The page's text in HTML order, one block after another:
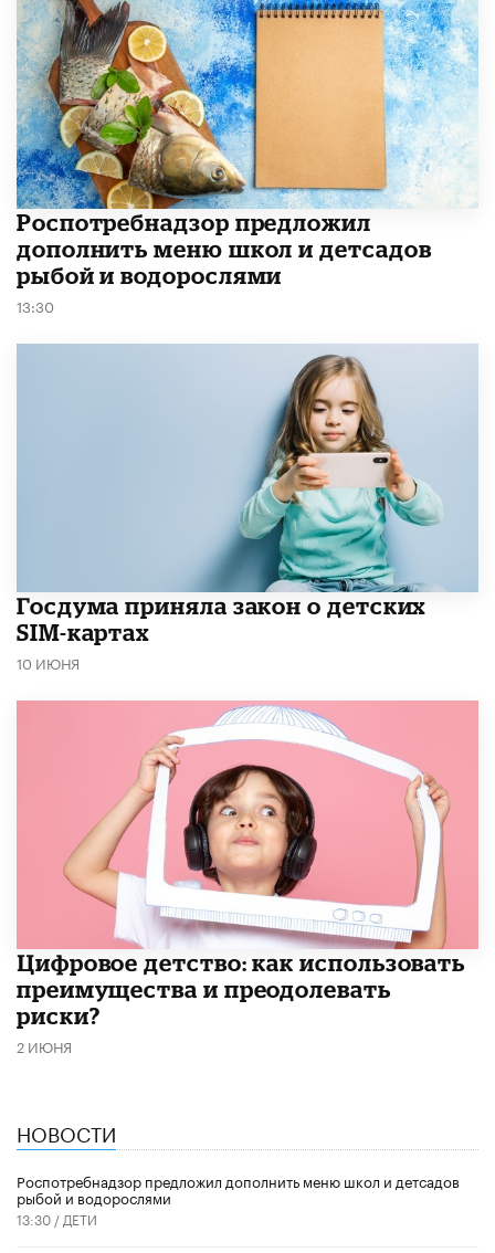
Роспотребнадзор предложил
дополнить меню школ и детсадов
рыбой и водорослями
13:30
Госдума приняла закон о детских
SIM-картах
10 ИЮНЯ
​Цифровое детство: как использовать
преимущества и преодолевать
риски?
2 ИЮНЯ
НОВОСТИ
Роспотребнадзор предложил дополнить меню школ и детсадов
рыбой и водорослями
13:30 / ДЕТИ